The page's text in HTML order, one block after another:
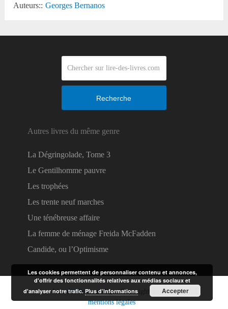
Auteurs:: Georges Bernanos
Recherche
Autres livres du même genre
La Dégringolade, Tome 3
Le Gentilhomme pauvre
Les trophées
Les trente neuf marches
Une ténébreuse affaire
La femme de ménage Freida McFadden
Candide, ou l’Optimisme
Lire des livres en ligneCopyright © 2026.
mentions légales
Les cookies permettent de personnaliser contenu et annonces,
d'offrir des fonctionnalités relatives aux médias sociaux et
d'analyser notre trafic.Plus d’informations Accepter